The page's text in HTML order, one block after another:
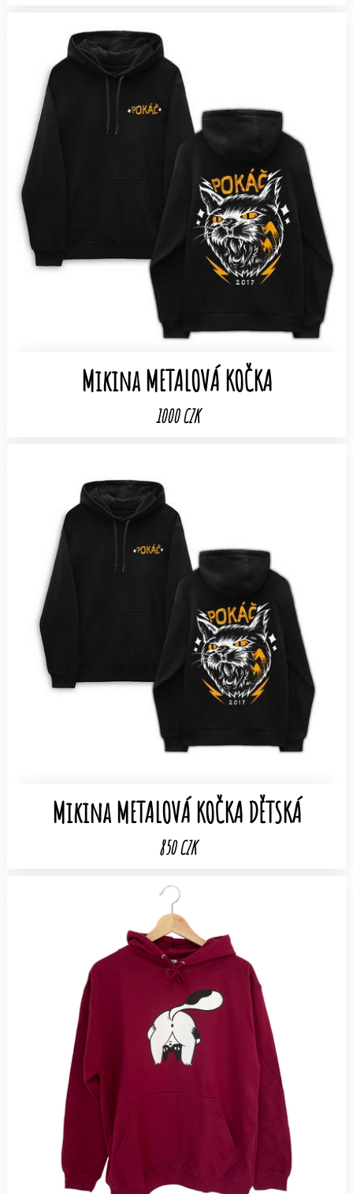
Mikina METALOVÁ KOČKA
1000 CZK
Mikina METALOVÁ KOČKA DĚTSKÁ
850 CZK